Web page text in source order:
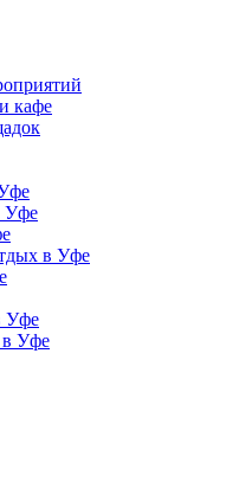
кафе
Уфе
в Уфе
Уфе
в Уфе